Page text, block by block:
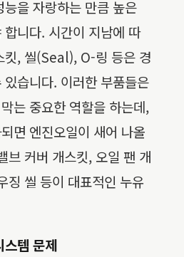
을 자랑하는 만큼 높은
니다. 시간이 지남에 따
킷, 씰(Seal), O-링 등은 경
습니다. 이러한 부품들은
는 중요한 역할을 하는데,
면 엔진오일이 새어 나올
브 커버 개스킷, 오일 팬 개
징 씰 등이 대표적인 누유
스템 문제